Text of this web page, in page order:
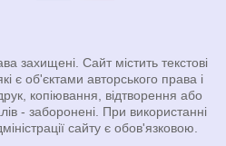
захищені. Сайт містить текстові
є об'єктами авторського права і
копіювання, відтворення або
- заборонені. При використанні
сайту є обов'язковою.